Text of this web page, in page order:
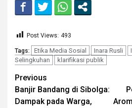
Post Views: 493
Tags: Etika Media Sosial Inara Rusli
Selingkuhan
klarifikasi publik
Continue
Reading
Previous
Banjir Bandang di Sibolga:
Dampak pada Warga,